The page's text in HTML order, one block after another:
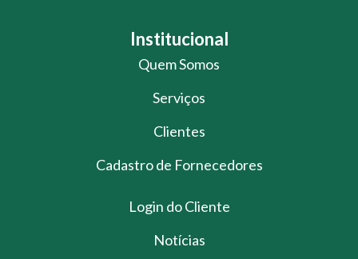
Institucional
Quem Somos
Serviços
Clientes
Cadastro de Fornecedores
Login do Cliente
Notícias